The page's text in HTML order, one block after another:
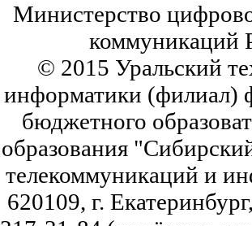
Министерство
коммуникаций
© 2015 Уральский
информатики (филиал)
бюджетного
образования
телекоммуникаций и
620109, г.